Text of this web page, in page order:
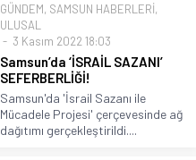
GÜNDEM, SAMSUN HABERLERİ,
ULUSAL
3 Kasım 2022 18:03
Samsun’da ‘İSRAİL SAZANI’
SEFERBERLİĞİ!
Samsun'da 'İsrail Sazanı ile
Mücadele Projesi' çerçevesinde ağ
dağıtımı gerçekleştirildi....